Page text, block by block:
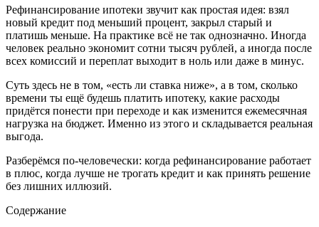
Рефинансирование ипотеки звучит как простая идея: взял
новый кредит под меньший процент, закрыл старый и
платишь меньше. На практике всё не так однозначно. Иногда
человек реально экономит сотни тысяч рублей, а иногда после
всех комиссий и переплат выходит в ноль или даже в минус.
Суть здесь не в том, «есть ли ставка ниже», а в том, сколько
времени ты ещё будешь платить ипотеку, какие расходы
придётся понести при переходе и как изменится ежемесячная
нагрузка на бюджет. Именно из этого и складывается реальная
выгода.
Разберёмся по-человечески: когда рефинансирование работает
в плюс, когда лучше не трогать кредит и как принять решение
без лишних иллюзий.
Содержание